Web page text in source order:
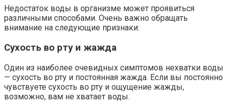
Недостаток воды в организме может проявиться
различными способами. Очень важно обращать
внимание на следующие признаки:
Сухость во рту и жаждa
Один из наиболее очевидных симптомов нехватки воды
— сухость во рту и постоянная жажда. Если вы постоянно
чувствуете сухость во рту и ощущение жажды,
возможно, вам не хватает воды.